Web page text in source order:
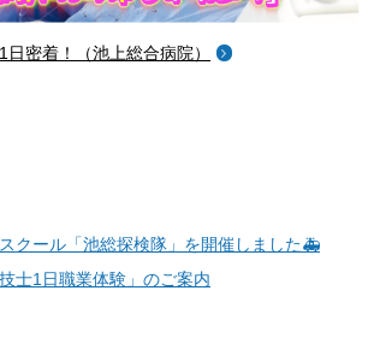
密着！（池上総合病院）
クール「池総探検隊」を開催しました🚑
士1日職業体験」のご案内